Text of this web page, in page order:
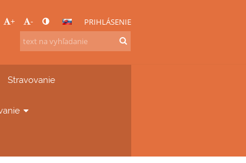
+ - PRIHLÁSENIE
Stravovanie